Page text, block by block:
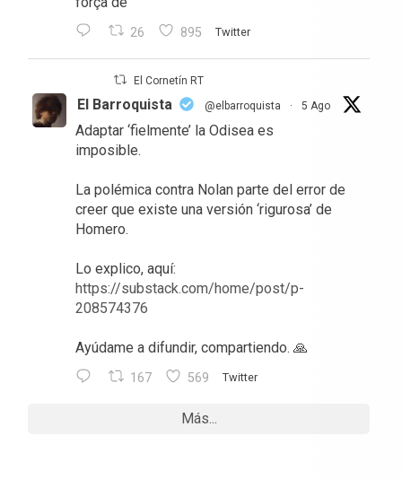
26 895 Twitter
El Cornetín RT
El Barroquista @elbarroquista · 5 Ago
Adaptar ‘fielmente’ la Odisea es
imposible.
La polémica contra Nolan parte del error de
creer que existe una versión ‘rigurosa’ de
Homero.
Lo explico, aquí:
https://substack.com/home/post/p-
208574376
Ayúdame a difundir, compartiendo. 🙏
167 569 Twitter
Más...